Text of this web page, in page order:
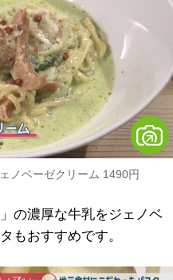
ノベーゼクリーム 1490円
の濃厚な牛乳をジェノベ
もおすすめです。